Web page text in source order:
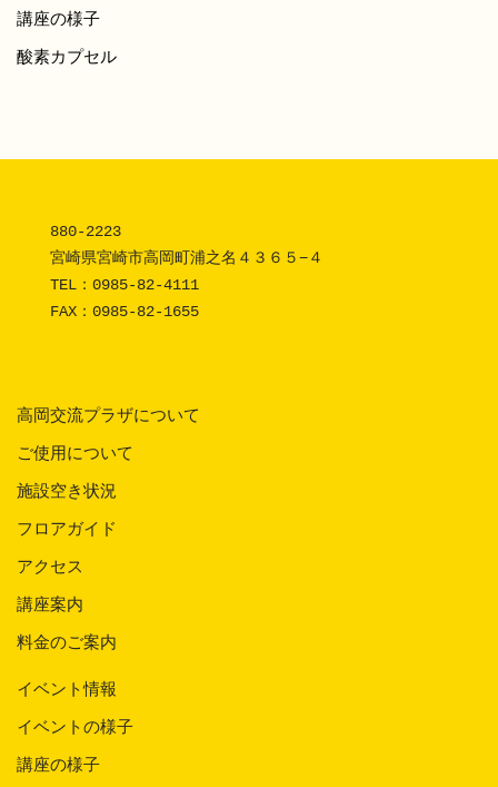
講座の様子
酸素カプセル
880-2223
宮崎県宮崎市高岡町浦之名４３６５−４
TEL： 0985-82-4111
FAX：0985-82-1655
高岡交流プラザについて
ご使用について
施設空き状況
フロアガイド
アクセス
講座案内
料金のご案内
イベント情報
イベントの様子
講座の様子